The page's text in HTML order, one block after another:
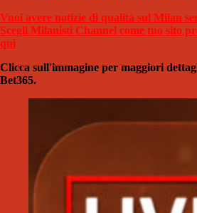
Vuoi avere notizie di qualità sul Milan
Scegli Milanisti Channel come tuo sito
qui
Clicca sull'immagine per maggiori
Bet365.